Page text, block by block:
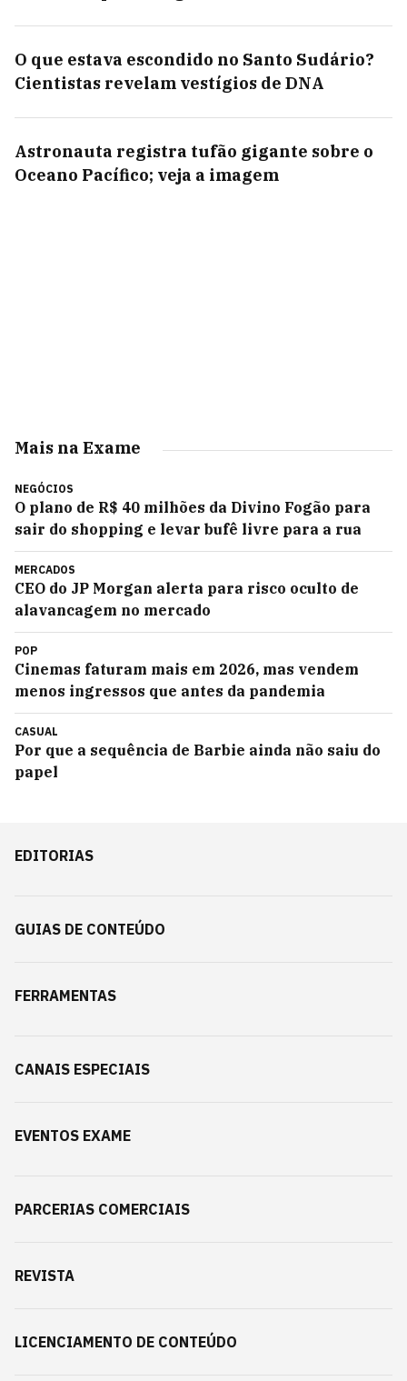
O que estava escondido no Santo Sudário?
Cientistas revelam vestígios de DNA
Astronauta registra tufão gigante sobre o
Oceano Pacífico; veja a imagem
Mais na Exame
NEGÓCIOS
O plano de R$ 40 milhões da Divino Fogão para
sair do shopping e levar bufê livre para a rua
MERCADOS
CEO do JP Morgan alerta para risco oculto de
alavancagem no mercado
POP
Cinemas faturam mais em 2026, mas vendem
menos ingressos que antes da pandemia
CASUAL
Por que a sequência de Barbie ainda não saiu do
papel
EDITORIAS
GUIAS DE CONTEÚDO
FERRAMENTAS
CANAIS ESPECIAIS
EVENTOS EXAME
PARCERIAS COMERCIAIS
REVISTA
LICENCIAMENTO DE CONTEÚDO